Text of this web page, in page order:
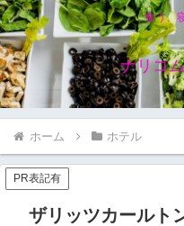
食う、
ナリコ
ホーム ホテル
PR表記有
ザリッツカールト